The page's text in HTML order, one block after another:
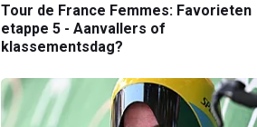
Tour de France Femmes: Favorieten
etappe 5 - Aanvallers of
klassementsdag?